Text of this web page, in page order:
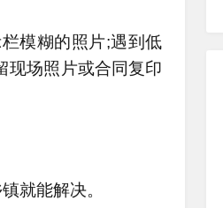
模糊的照片;遇到低
现场照片或合同复印
就能解决。